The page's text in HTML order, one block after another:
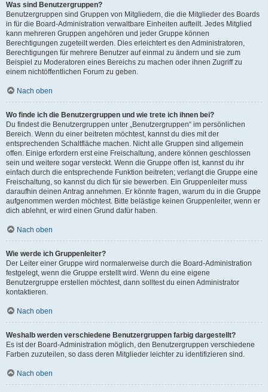
Was sind Benutzergruppen?
Benutzergruppen sind Gruppen von Mitgliedern, die die Mitglieder des Boards
in für die Board-Administration verwaltbare Einheiten aufteilt. Jedes Mitglied
kann mehreren Gruppen angehören und jeder Gruppe können
Berechtigungen zugeteilt werden. Dies erleichtert es den Administratoren,
Berechtigungen für mehrere Benutzer auf einmal zu ändern und sie zum
Beispiel zu Moderatoren eines Bereichs zu machen oder ihnen Zugriff zu
einem nichtöffentlichen Forum zu geben.
Nach oben
Wo finde ich die Benutzergruppen und wie trete ich ihnen bei?
Du findest die Benutzergruppen unter „Benutzergruppen“ im persönlichen
Bereich. Wenn du einer beitreten möchtest, kannst du dies mit der
entsprechenden Schaltfläche machen. Nicht alle Gruppen sind allgemein
offen. Einige erfordern erst eine Freischaltung, andere können geschlossen
sein und weitere sogar versteckt. Wenn die Gruppe offen ist, kannst du ihr
einfach durch die entsprechende Funktion beitreten; verlangt die Gruppe eine
Freischaltung, so kannst du dich für sie bewerben. Ein Gruppenleiter muss
daraufhin deinen Antrag annehmen. Er könnte fragen, warum du in die Gruppe
aufgenommen werden möchtest. Bitte belästige keinen Gruppenleiter, wenn er
dich ablehnt, er wird einen Grund dafür haben.
Nach oben
Wie werde ich Gruppenleiter?
Der Leiter einer Gruppe wird normalerweise durch die Board-Administration
festgelegt, wenn die Gruppe erstellt wird. Wenn du eine eigene
Benutzergruppe erstellen möchtest, dann solltest du einen Administrator
kontaktieren.
Nach oben
Weshalb werden verschiedene Benutzergruppen farbig dargestellt?
Es ist der Board-Administration möglich, den Benutzergruppen verschiedene
Farben zuzuteilen, so dass deren Mitglieder leichter zu identifizieren sind.
Nach oben